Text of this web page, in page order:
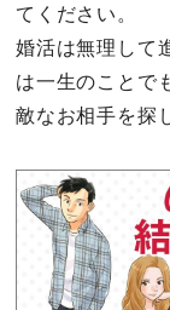
てください。
婚活は無理して
は一生のことで
敵なお相手を探